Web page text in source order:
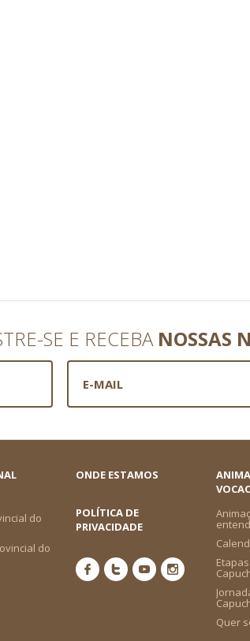
SE E RECEBA NOSSAS
do
do
ONDE ESTAMOS
Quer
POLÍTICA DE
PRIVACIDADE